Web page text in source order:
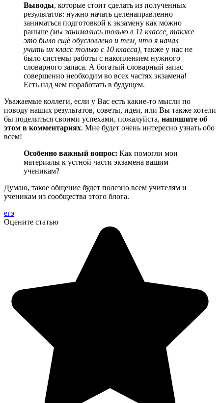
Выводы, которые стоит сделать из полученных
результатов: нужно начать целенаправленно
заниматься подготовкой к экзамену как можно
раньше (мы занимались только в 11 классе, также
это было ещё обусловлено и тем, что я начал
учить их класс только с 10 класса), также у нас не
было системы работы с накоплением нужного
словарного запаса. А богатый словарный запас
совершенно необходим во всех частях экзамена!
Есть над чем поработать в будущем.
Уважаемые коллеги, если у Вас есть какие-то мысли по
поводу наших результатов, советы, идеи, или Вы также хотели
бы поделиться своими успехами, пожалуйста, напишите об
этом в комментариях. Мне будет очень интересно узнать обо
всем!
Особенно важный вопрос: Как помогли мои
материалы к устной части экзамена вашим
ученикам?
Думаю, такое общение будет полезно всем учителям и
ученикам из сообщества этого блога.
егэ
Оцените статью